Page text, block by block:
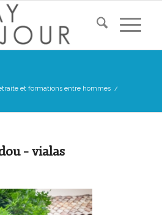
et formations entre hommes /
– vialas